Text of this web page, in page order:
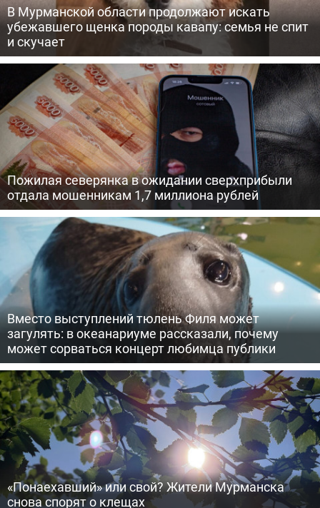
В Мурманской области продолжают искать
убежавшего щенка породы кавапу: семья не спит
и скучает
Пожилая северянка в ожидании сверхприбыли
отдала мошенникам 1,7 миллиона рублей
Вместо выступлений тюлень Филя может
загулять: в океанариуме рассказали, почему
может сорваться концерт любимца публики
«Понаехавший» или свой? Жители Мурманска
снова спорят о клещах